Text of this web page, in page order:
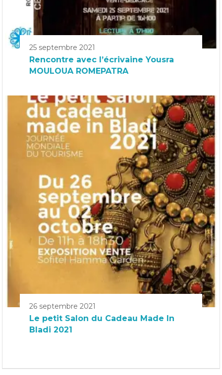
25 septembre 2021
Rencontre avec l’écrivaine Yousra
MOULOUA ROMEPATRA
26 septembre 2021
Le petit Salon du Cadeau Made In
Bladi 2021